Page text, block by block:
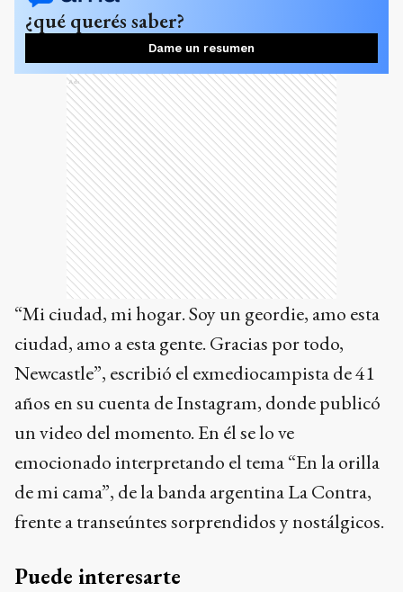
¿qué querés saber?
Dame un resumen
Ads
“Mi ciudad, mi hogar. Soy un geordie, amo esta
ciudad, amo a esta gente. Gracias por todo,
Newcastle”, escribió el exmediocampista de 41
años en su cuenta de Instagram, donde publicó
un video del momento. En él se lo ve
emocionado interpretando el tema “En la orilla
de mi cama”, de la banda argentina La Contra,
frente a transeúntes sorprendidos y nostálgicos.
Puede interesarte